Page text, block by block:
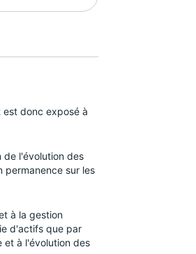
est donc exposé à
de l'évolution des
permanence sur les
à la gestion
d'actifs que par
et à l'évolution des